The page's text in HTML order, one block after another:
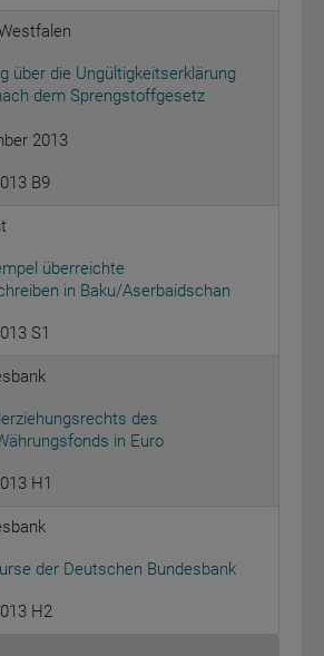
über die Ungültigkeitserklärung
dem Sprengstoffgesetz
2013
B9
überreichte
in Baku/Aserbaidschan
S1
des
in Euro
H1
der Deutschen Bundesbank
H2